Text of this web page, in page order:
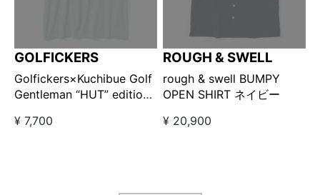
GOLFICKERS
Golfickers×Kuchibue Golf
Gentleman “HUT” edition
【GO/LOOK!限定販売】
¥ 7,700
ROUGH & SWELL
rough & swell BUMPY
OPEN SHIRT ネイビー
¥ 20,900